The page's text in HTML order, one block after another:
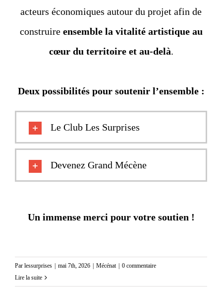
acteurs économiques autour du projet afin de
construireensemble la vitalité artistique au
cœur du territoire et au-delà.
Deux possibilités pour soutenir l’ensemble :
Le Club Les Surprises
Devenez Grand Mécène
Un immense merci pour votre soutien !
Par lessurprises | mai 7th, 2026 | Mécénat | 0 commentaire
Lire la suite